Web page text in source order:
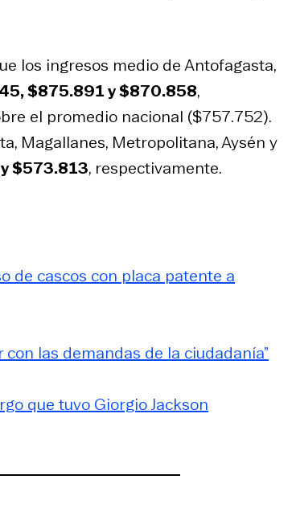
los ingresos medio de Antofagasta,
$875.891 y $870.858,
el promedio nacional ($757.752).
Magallanes, Metropolitana, Aysén y
$573.813, respectivamente.
de cascos con placa patente a
las demandas de la ciudadanía”
que tuvo Giorgio Jackson